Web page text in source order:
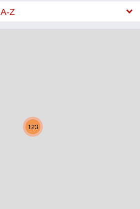
A-Z
Niederösterreich
Oberösterreich
123